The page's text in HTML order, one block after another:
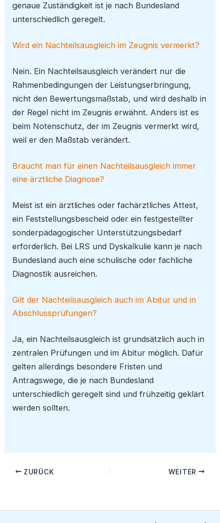
genaue Zuständigkeit ist je nach Bundesland
unterschiedlich geregelt.
Wird ein Nachteilsausgleich im Zeugnis vermerkt?
Nein. Ein Nachteilsausgleich verändert nur die
Rahmenbedingungen der Leistungserbringung,
nicht den Bewertungsmaßstab, und wird deshalb in
der Regel nicht im Zeugnis erwähnt. Anders ist es
beim Notenschutz, der im Zeugnis vermerkt wird,
weil er den Maßstab verändert.
Braucht man für einen Nachteilsausgleich immer
eine ärztliche Diagnose?
Meist ist ein ärztliches oder fachärztliches Attest,
ein Feststellungsbescheid oder ein festgestellter
sonderpädagogischer Unterstützungsbedarf
erforderlich. Bei LRS und Dyskalkulie kann je nach
Bundesland auch eine schulische oder fachliche
Diagnostik ausreichen.
Gilt der Nachteilsausgleich auch im Abitur und in
Abschlussprüfungen?
Ja, ein Nachteilsausgleich ist grundsätzlich auch in
zentralen Prüfungen und im Abitur möglich. Dafür
gelten allerdings besondere Fristen und
Antragswege, die je nach Bundesland
unterschiedlich geregelt sind und frühzeitig geklärt
werden sollten.
ZURÜCK WEITER